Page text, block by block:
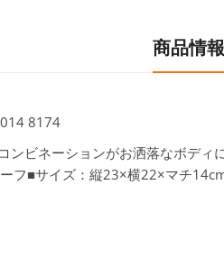
商品情報
8174
ンビネーションがお洒落なボデ
■サイズ：縦23×横22×マチ